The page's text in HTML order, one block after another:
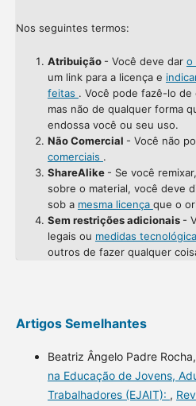
Nos seguintes termos:
Atribuição - Você deve dar o
um link para a licença e
feitas . Você pode fazê-lo de
mas não de qualquer forma
endossa você ou seu uso.
Não Comercial - Você não
comerciais .
ShareAlike - Se você
sobre o material, você deve
sob a mesma licença que o
Sem restrições adicionais -
legais ou medidas
outros de fazer qualquer
Artigos Semelhantes
Beatriz Ângelo Padre Rocha,
na Educação de Jovens,
Trabalhadores (EJAIT): ,